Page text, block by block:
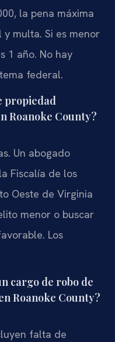
la pena máxima
multa. Si es menor
1 año. No hay
federal.
propiedad
Roanoke County?
Un abogado
Fiscalía de los
Oeste de Virginia
menor o buscar
Los
cargo de robo de
Roanoke County?
falta de